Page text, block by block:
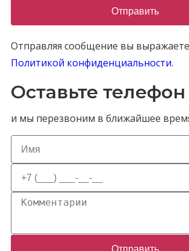
Отправить
Отправляя сообщение вы выражаете
Политикой конфиденциальности.
Оставьте телефон
и мы перезвоним в ближайшее
Отправить